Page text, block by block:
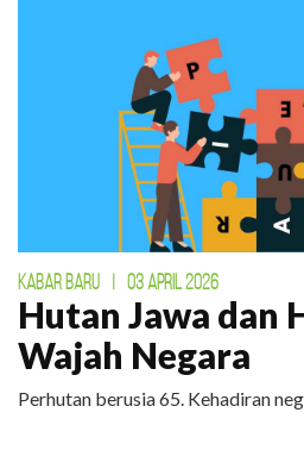
KABAR BARU 03 APRIL 2026
Hutan Jawa dan
Wajah Negara
Perhutan berusia 65. Kehadiran